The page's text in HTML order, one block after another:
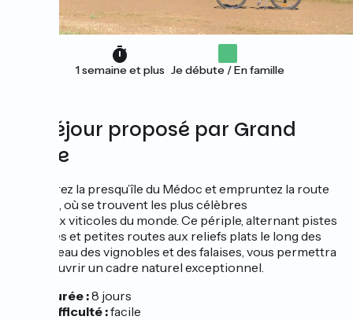
1 semaine et plus Je débute / En famille
Un séjour proposé par Grand
Angle
Parcourez la presqu’île du Médoc et empruntez la route
des vins, où se trouvent les plus célèbres
châteaux viticoles du monde. Ce périple, alternant pistes
cyclables et petites routes aux reliefs plats le long des
cours d’eau des vignobles et des falaises, vous permettra
de découvrir un cadre naturel exceptionnel.
Durée :8 jours
Difficulté :facile